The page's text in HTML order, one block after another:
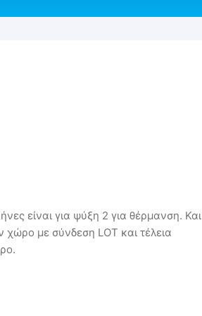
είναι για ψύξη 2 για θέρμανση. Και
με σύνδεση LOT και τέλεια